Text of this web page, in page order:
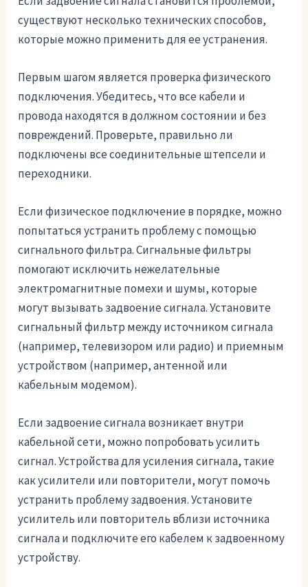
существуют несколько технических способов,
которые можно применить для ее устранения.
Первым шагом является проверка физического
подключения. Убедитесь, что все кабели и
провода находятся в должном состоянии и без
повреждений. Проверьте, правильно ли
подключены все соединительные штепсели и
переходники.
Если физическое подключение в порядке, можно
попытаться устранить проблему с помощью
сигнального фильтра. Сигнальные фильтры
помогают исключить нежелательные
электромагнитные помехи и шумы, которые
могут вызывать задвоение сигнала. Установите
сигнальный фильтр между источником сигнала
(например, телевизором или радио) и приемным
устройством (например, антенной или
кабельным модемом).
Если задвоение сигнала возникает внутри
кабельной сети, можно попробовать усилить
сигнал. Устройства для усиления сигнала, такие
как усилители или повторители, могут помочь
устранить проблему задвоения. Установите
усилитель или повторитель вблизи источника
сигнала и подключите его кабелем к задвоенному
устройству.